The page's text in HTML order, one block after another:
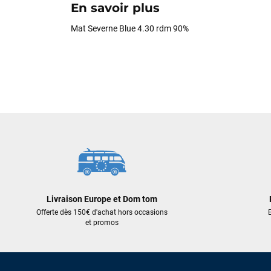
En savoir plus
Mat Severne Blue 4.30 rdm 90%
Livraison Europe et Dom tom
Offerte dès 150€ d'achat hors occasions
et promos